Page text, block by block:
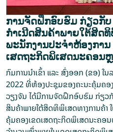
ການຈັດຝຶກອົບຮົມ ກ່ຽວກັ
ກໍາເນີດສິນຄ້າພາຍໃຕ້ສິດ
ພະນັກງານປະຈໍາຫ້ອງກາ
ເສດຖະກິດພິເສດນະຄອນ
ກົມການນຳເຂົ້າ ແລະ ສົ່ງອອກ (ຂອ) ໃ
2022 ທີ່ຫ້ອງປະຊຸມຂອງຄະນະຄຸ້ມຄ
ວຽງຈັນ ໄດ້ມີການຈັດຝຶກອົບຮົມ ກ່ຽວ
ສິນຄ້າພາຍໃຕ້ສິດທິພິເສດທາງການຄ້າ
ຄຸ້ມຄອງເຂດເສດຖະກິດພິເສດນະຄອ